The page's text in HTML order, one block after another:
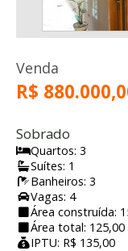
Venda
R$
Sobrado
Quartos: 3
Suítes: 1
Banheiros: 3
Vagas: 4
Área construída:
Área total: 125,00
IPTU: R$ 135,00